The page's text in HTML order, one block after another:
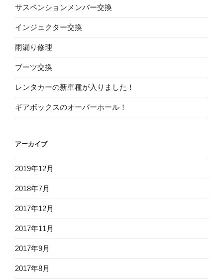
サスペンションメンバー交換
インジェクター交換
雨漏り修理
ブーツ交換
レンタカーの新車種が入りました！
ギアボックスのオーバーホール！
アーカイブ
2019年12月
2018年7月
2017年12月
2017年11月
2017年9月
2017年8月